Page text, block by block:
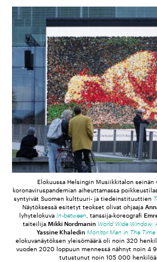
Elokuussa Helsingin Musiikkitalon
koronaviruspandemian aiheuttamassa
syntyivät Suomen kulttuuri- ja tiedeinstituuttien
Näytöksessä esitetyt teokset olivat ohjaaja
lyhytelokuva In-between , tanssija-koreografi
taiteilija Mikki Nordmanin World Wide Window:
Yassine Khaledin Monitor Man in The Time
elokuvanäytöksen yleisömäärä oli noin 320
vuoden 2020 loppuun mennessä nähnyt noin 4
tutustunut noin 105 000